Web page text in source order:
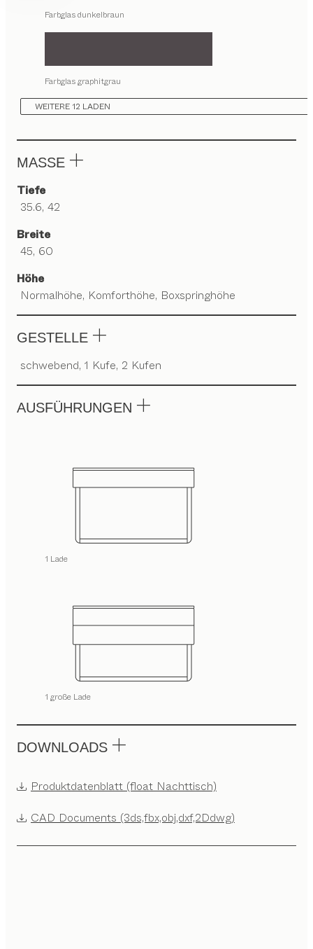
Farbglas dunkelbraun
Farbglas graphitgrau
WEITERE 12 LADEN
MASSE
Tiefe
35.6, 42
Breite
45, 60
Höhe
Normalhöhe, Komforthöhe, Boxspringhöhe
GESTELLE
schwebend, 1 Kufe, 2 Kufen
AUSFÜHRUNGEN
1 Lade
1 große Lade
DOWNLOADS
Produktdatenblatt (float Nachttisch)
CAD Documents (3ds,fbx,obj,dxf,2Ddwg)